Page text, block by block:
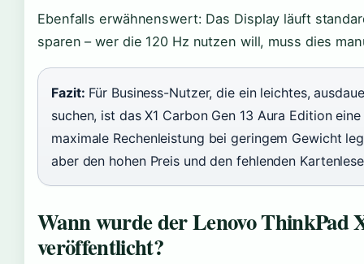
Ebenfalls erwähnenswert: Das Display läuft
sparen – wer die 120 Hz nutzen will, muss dies
Fazit: Für Business-Nutzer, die ein leichtes,
suchen, ist das X1 Carbon Gen 13 Aura Edition
maximale Rechenleistung bei geringem Gewicht
aber den hohen Preis und den fehlenden
Wann wurde der Lenovo ThinkPad
veröffentlicht?